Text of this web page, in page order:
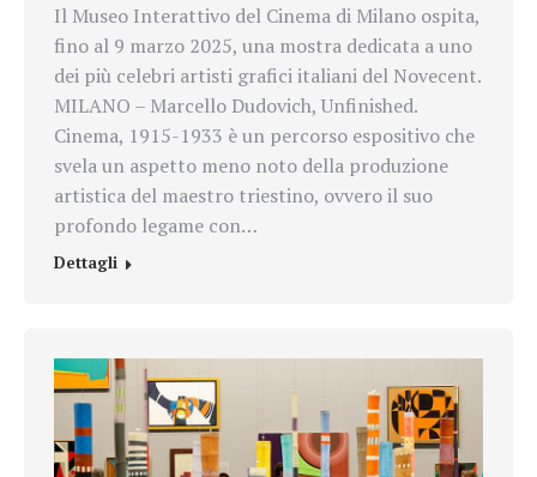
Il Museo Interattivo del Cinema di Milano ospita,
fino al 9 marzo 2025, una mostra dedicata a uno
dei più celebri artisti grafici italiani del Novecent.
MILANO – Marcello Dudovich, Unfinished.
Cinema, 1915-1933 è un percorso espositivo che
svela un aspetto meno noto della produzione
artistica del maestro triestino, ovvero il suo
profondo legame con…
Dettagli